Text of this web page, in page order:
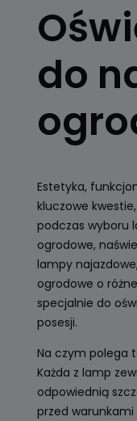
do
Estetyka,
kluczowe
podczas wyboru
ogrodowe,
lampy
ogrodowe o
specjalnie do
posesji.
Na czym polega
Każda z lamp
odpowiednią
przed